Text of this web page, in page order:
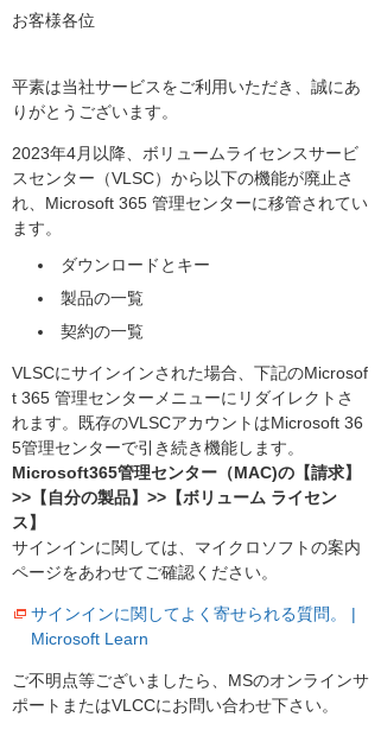
お客様各位
平素は当社サービスをご利用いただき、誠にあ
りがとうございます。
2023年4月以降、ボリュームライセンスサービ
スセンター（VLSC）から以下の機能が廃止さ
れ、Microsoft 365 管理センターに移管されてい
ます。
ダウンロードとキー
製品の一覧
契約の一覧
VLSCにサインインされた場合、下記のMicrosof
t 365 管理センターメニューにリダイレクトさ
れます。既存のVLSCアカウントはMicrosoft 36
5管理センターで引き続き機能します。
Microsoft365管理センター（MAC)の【請求】
>>【自分の製品】>>【ボリューム ライセン
ス】
サインインに関しては、マイクロソフトの案内
ページをあわせてご確認ください。
サインインに関してよく寄せられる質問。 |
Microsoft Learn
ご不明点等ございましたら、MSのオンラインサ
ポートまたはVLCCにお問い合わせ下さい。